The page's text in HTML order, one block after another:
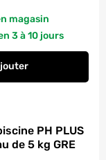
magasin
3 à 10 jours
Bandelettes de test
PH PLUS
de 5 kg GRE